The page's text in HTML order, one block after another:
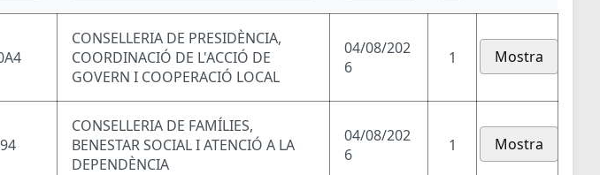
CONSELLERIA DE PRESIDÈNCIA,
COORDINACIÓ DE L'ACCIÓ DE
GOVERN I COOPERACIÓ LOCAL
04/08/202
6
1 Mostra
CONSELLERIA DE FAMÍLIES,
BENESTAR SOCIAL I ATENCIÓ A LA
DEPENDÈNCIA
04/08/202
6
1 Mostra